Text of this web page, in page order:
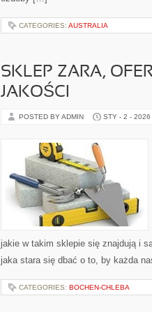
CATEGORIES: AUSTRALIA
SKLEP ZARA,
JAKOŚCI
POSTED BY ADMIN STY - 2 - 2026
jakie w takim sklepie się znajdują i
jaka stara się dbać o to, by każda
CATEGORIES: BOCHEN-CHLEBA